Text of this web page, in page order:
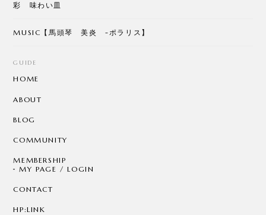
彩 味わい皿
MUSIC【馬頭琴 美炎 -ポラリス】
GUIDE
HOME
ABOUT
BLOG
COMMUNITY
MEMBERSHIP
MY PAGE / LOGIN
CONTACT
HP:LINK